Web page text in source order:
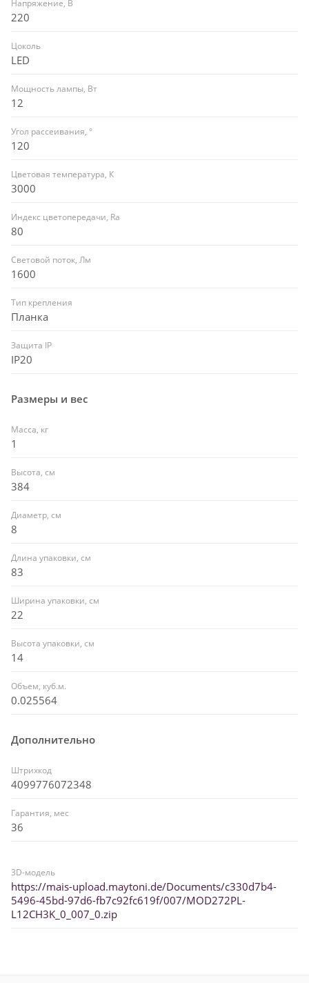
Напряжение, В
220
Цоколь
LED
Мощность лампы, Вт
12
Угол рассеивания, °
120
Цветовая температура, К
3000
Индекс цветопередачи, Ra
80
Световой поток, Лм
1600
Тип крепления
Планка
Защита IP
IP20
Размеры и вес
Масса, кг
1
Высота, см
384
Диаметр, см
8
Длина упаковки, см
83
Ширина упаковки, см
22
Высота упаковки, см
14
Объем, куб.м.
0.025564
Дополнительно
Штрихкод
4099776072348
Гарантия, мес
36
3D-модель
https://mais-upload.maytoni.de/Documents/c330d7b4-
5496-45bd-97d6-fb7c92fc619f/007/MOD272PL-
L12CH3K_0_007_0.zip